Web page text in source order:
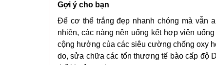
Gợi ý cho bạn
Để cơ thể trắng đẹp nhanh chóng mà vẫn
nhiên, các nàng nên uống kết hợp viên
cộng hưởng của các siêu cường chống oxy
do, sửa chữa các tổn thương tế bào cấp độ